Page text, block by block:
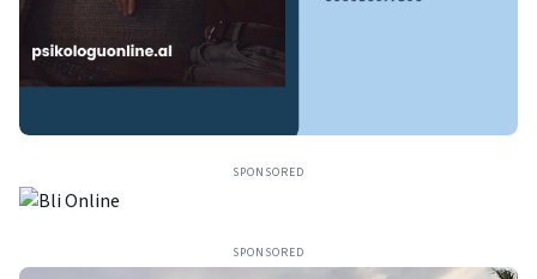
SPONSORED
SPONSORED